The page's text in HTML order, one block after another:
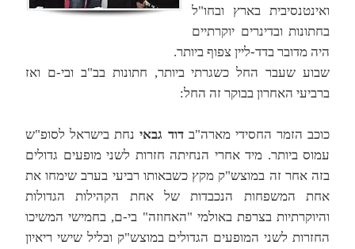
ואינטנסיבית בארץ ובחו"ל
בחתונות ובדינרים יוקרתיים
היה מדובר בדד-ליין צפוף ביותר.
שבוע שעבר החל כשגרתי ביותר, חתונות בב"ב ובי-ם ואז
ברביעי האחרון בבוקר זה החל:
כוכב הזמר החסידי מארה"בדוד גבאינחת בישראל לסופ"ש
עמוס ביותר. מיד אחרי הנחיתה חזרות לשני מופעים גדולים
בזה אחר זה במוצש"ק מקץ כשבאותו רביעי בערב שימחו את
אחת המשפחות הנכבדות של אחת הקהילות הגדולות
והיוקרתיות בצרפת באולמי "האחוזה" בי-ם, בחמישי המשיכו
החזרות לשני המופעים הגדולים במוצש"ק ובליל שישי ריאיון